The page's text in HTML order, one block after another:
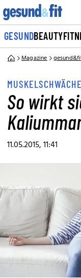
GESUNDBEAUTY
Magazine
MUSKELSCHWÄCHE
So wirkt
11.05.2015, 11:41